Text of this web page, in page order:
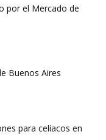
por el Mercado de
Buenos Aires
para celíacos en